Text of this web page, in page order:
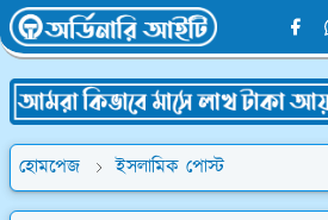
হোমপেজ ইসলামিক পোস্ট